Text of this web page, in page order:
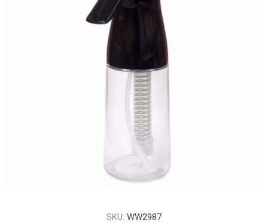
SKU: WW2987